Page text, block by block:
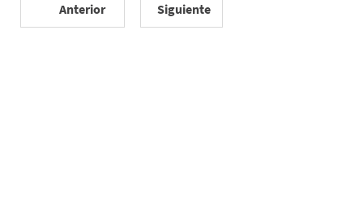
Anterior Siguiente